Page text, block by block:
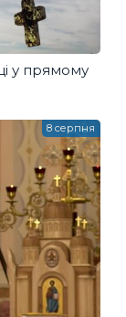
у прямому
8 серпня